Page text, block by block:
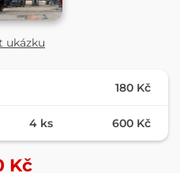
ukázku
180 Kč
4 ks 600 Kč
Kč